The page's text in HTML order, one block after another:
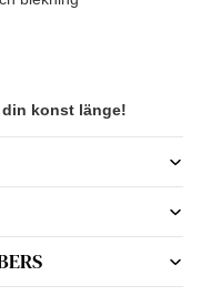
konst länge!